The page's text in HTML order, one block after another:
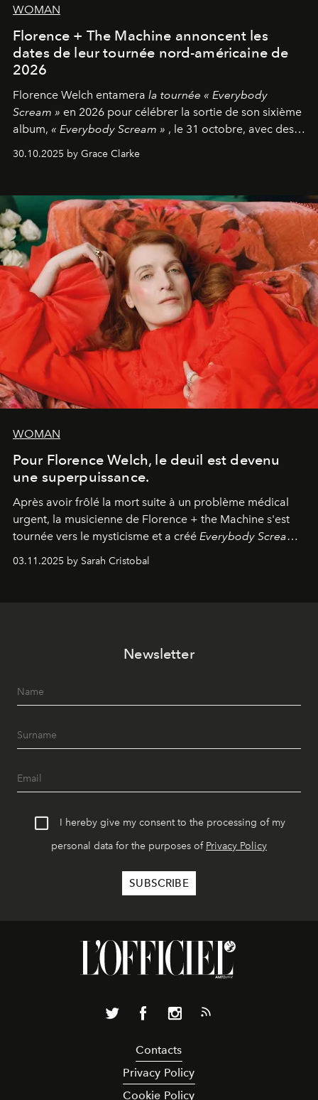
WOMAN
Florence + The Machine annoncent les
dates de leur tournée nord-américaine de
2026
Florence Welch entamera la tournée « Everybody
Scream » en 2026 pour célébrer la sortie de son sixième
album, « Everybody Scream » , le 31 octobre, avec des
dates nord-américaines débutant en avril prochain.
30.10.2025 by Grace Clarke
WOMAN
Pour Florence Welch, le deuil est devenu
une superpuissance.
Après avoir frôlé la mort suite à un problème médical
urgent, la musicienne de Florence + the Machine s'est
tournée vers le mysticisme et a créé Everybody Scream
l'un de ses albums les plus profonds à ce jour.
03.11.2025 by Sarah Cristobal
Newsletter
I hereby give my consent to the processing of my
personal data for the purposes of Privacy Policy
Contacts
Privacy Policy
Cookie Policy